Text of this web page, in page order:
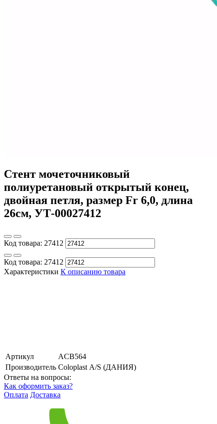
Стент мочеточниковый
полиуретановый открытый конец,
двойная петля, размер Fr 6,0, длина
26см, УТ-00027412
Код товара: 27412
Код товара: 27412
Характеристики К описанию товара
Артикул
ACB564
Производитель Coloplast А/S (ДАНИЯ)
Ответы на вопросы:
Как оформить заказ?
Оплата Доставка